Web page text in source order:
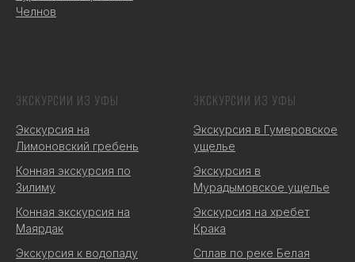
Челнов
ЭКСКУРСИИ ИЗ УФЫ
Экскурсия на
Лимоновский гребень
Конная экскурсия по
Зилиму
Конная экскурсия на
Маярдак
Экскурсия к водопаду
ЭКСКУРСИИ ИЗ УФЫ
Экскурсия в Гумеровское
ущелье
Экскурсия в
Мурадымовское ущелье
Экскурсия на хребет
Крака
Сплав по реке Белая